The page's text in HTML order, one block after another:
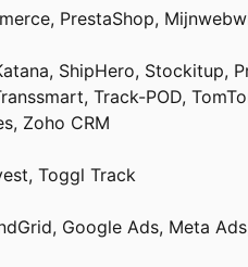
PrestaShop,
ShipHero, Stockitup,
Track-POD,
Zoho CRM
Toggl Track
Google Ads, Meta